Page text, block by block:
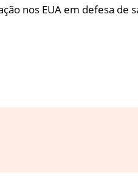
nos EUA em defesa de